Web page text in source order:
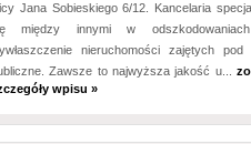
Jana Sobieskiego 6/12. Kancelaria
między innymi w
nieruchomości zajętych pod
Zawsze to najwyższa jakość u...
wpisu »